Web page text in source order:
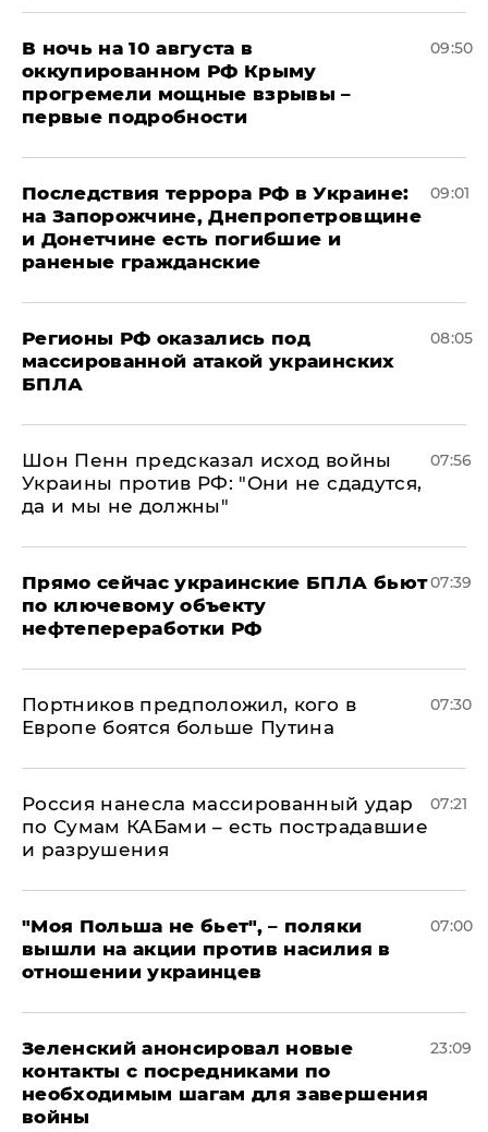
В ночь на 10 августа в
оккупированном РФ Крыму
прогремели мощные взрывы –
первые подробности
09:50
Последствия террора РФ в Украине:
на Запорожчине, Днепропетровщине
и Донетчине есть погибшие и
раненые гражданские
09:01
Регионы РФ оказались под
массированной атакой украинских
БПЛА
08:05
Шон Пенн предсказал исход войны
Украины против РФ: "Они не сдадутся,
да и мы не должны"
07:56
Прямо сейчас украинские БПЛА бьют
по ключевому объекту
нефтепереработки РФ
07:39
Портников предположил, кого в
Европе боятся больше Путина
07:30
Россия нанесла массированный удар
по Сумам КАБами – есть пострадавшие
и разрушения
07:21
"Моя Польша не бьет", – поляки
вышли на акции против насилия в
отношении украинцев
07:00
Зеленский анонсировал новые
контакты с посредниками по
необходимым шагам для завершения
войны
23:09